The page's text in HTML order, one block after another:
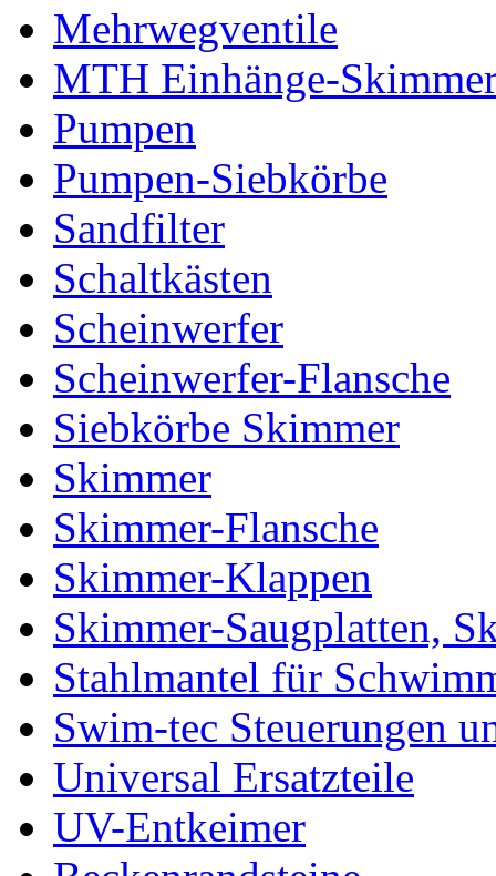
Mehrwegventile
MTH Einhänge-
Pumpen
Pumpen-Siebkörbe
Sandfilter
Schaltkästen
Scheinwerfer
Scheinwerfer-Flansche
Siebkörbe Skimmer
Skimmer
Skimmer-Flansche
Skimmer-Klappen
Skimmer-Saugplatten,
Stahlmantel für
Swim-tec Steuerungen
Universal Ersatzteile
UV-Entkeimer